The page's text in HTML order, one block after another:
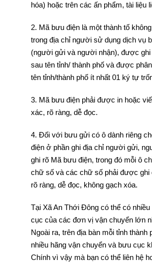
hóa) hoặc trên các ấn phẩm, tài liệu
2. Mã bưu điện là một thành tố
trong địa chỉ người sử dụng dịch vụ
(người gửi và người nhận), được ghi
sau tên tỉnh/ thành phố và được
tên tỉnh/thành phố ít nhất 01 ký tự
3. Mã bưu điện phải được in hoặc
xác, rõ ràng, dễ đọc.
4. Đối với bưu gửi có ô dành riêng
điện ở phần ghi địa chỉ người gửi,
ghi rõ Mã bưu điện, trong đó mỗi ô
chữ số và các chữ số phải được ghi
rõ ràng, dễ đọc, không gạch xóa.
Tại Xã An Thới Đông có thể có
cục của các đơn vị vận chuyển lớn
Ngoài ra, trên địa bàn mỗi tỉnh thành
nhiều hãng vận chuyển và bưu cục
Chính vì vậy mà bạn có thể liên hệ